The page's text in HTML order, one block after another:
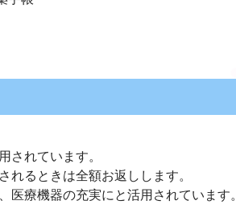
れています。
るときは全額お返しします。
療機器の充実にと活用されています。